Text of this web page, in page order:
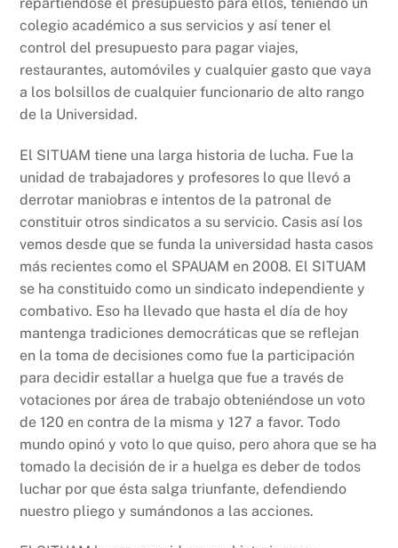
colegio académico a sus servicios y así tener el
control del presupuesto para pagar viajes,
restaurantes, automóviles y cualquier gasto que vaya
a los bolsillos de cualquier funcionario de alto rango
de la Universidad.
El SITUAM tiene una larga historia de lucha. Fue la
unidad de trabajadores y profesores lo que llevó a
derrotar maniobras e intentos de la patronal de
constituir otros sindicatos a su servicio. Casis así los
vemos desde que se funda la universidad hasta casos
más recientes como el SPAUAM en 2008. El SITUAM
se ha constituido como un sindicato independiente y
combativo. Eso ha llevado que hasta el día de hoy
mantenga tradiciones democráticas que se reflejan
en la toma de decisiones como fue la participación
para decidir estallar a huelga que fue a través de
votaciones por área de trabajo obteniéndose un voto
de 120 en contra de la misma y 127 a favor. Todo
mundo opinó y voto lo que quiso, pero ahora que se ha
tomado la decisión de ir a huelga es deber de todos
luchar por que ésta salga triunfante, defendiendo
nuestro pliego y sumándonos a las acciones.